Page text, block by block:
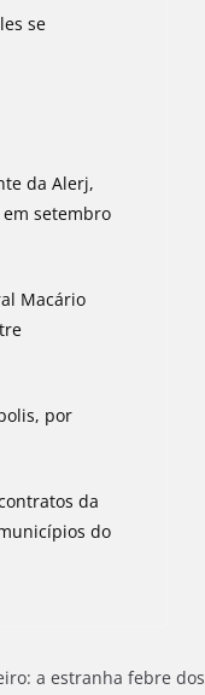
se
da Alerj,
setembro
Macário
por
da
do
a estranha febre dos